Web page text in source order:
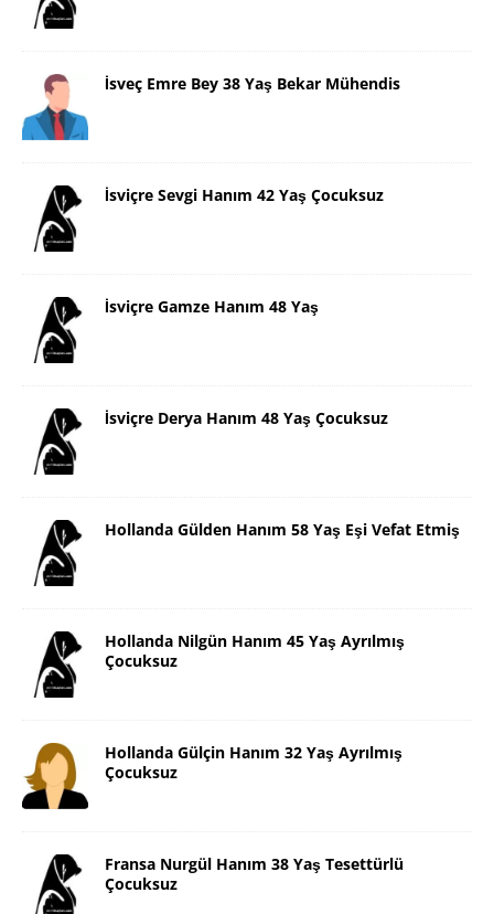
İsveç Emre Bey 38 Yaş Bekar Mühendis
İsviçre Sevgi Hanım 42 Yaş Çocuksuz
İsviçre Gamze Hanım 48 Yaş
İsviçre Derya Hanım 48 Yaş Çocuksuz
Hollanda Gülden Hanım 58 Yaş Eşi Vefat Etmiş
Hollanda Nilgün Hanım 45 Yaş Ayrılmış
Çocuksuz
Hollanda Gülçin Hanım 32 Yaş Ayrılmış
Çocuksuz
Fransa Nurgül Hanım 38 Yaş Tesettürlü
Çocuksuz